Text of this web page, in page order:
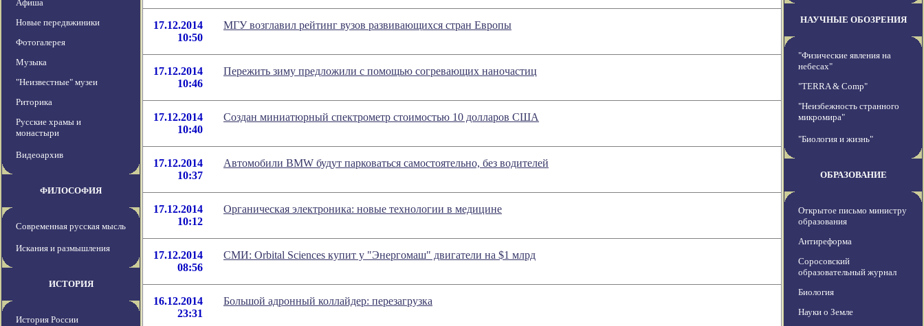
Афиша
Новые передвжиники
Фотогалерея
Музыка
"Неизвестные" музеи
Риторика
Русские храмы и
монастыри
Видеоархив
ФИЛОСОФИЯ
Современная русская мысль
Искания и размышления
ИСТОРИЯ
История России
17.12.2014
10:50
МГУ возглавил рейтинг вузов развивающихся стран Европы
17.12.2014
10:46
Пережить зиму предложили с помощью согревающих наночастиц
17.12.2014
10:40
Создан миниатюрный спектрометр стоимостью 10 долларов США
17.12.2014
10:37
Автомобили BMW будут парковаться самостоятельно, без водителей
17.12.2014
10:12
Органическая электроника: новые технологии в медицине
17.12.2014
08:56
СМИ: Orbital Sciences купит у "Энергомаш" двигатели на $1 млрд
16.12.2014
23:31
Большой адронный коллайдер: перезагрузка
НАУЧНЫЕ ОБОЗРЕНИЯ
"Физические явления на
небесах"
"TERRA & Comp"
"Неизбежность странного
микромира"
"Биология и жизнь"
ОБРАЗОВАНИЕ
Открытое письмо министру
образования
Антиреформа
Соросовский
образовательный журнал
Биология
Науки о Земле